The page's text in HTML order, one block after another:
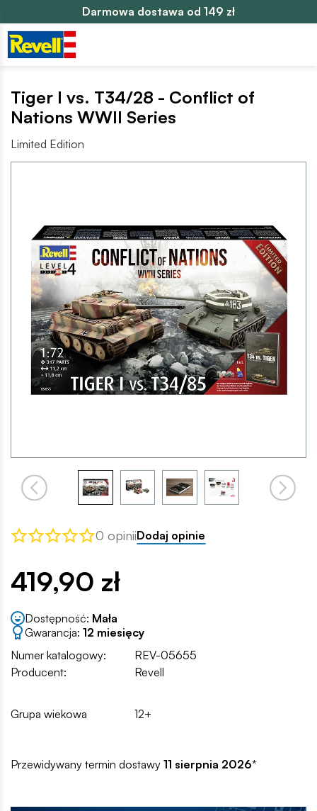
Darmowa dostawa od 149 zł
Tiger I vs. T34/28 - Conflict of
Nations WWII Series
Limited Edition
0 opiniiDodaj opinie
419,90 zł
Dostępność: Mała
Gwarancja: 12 miesięcy
Numer katalogowy:
REV-05655
Producent:
Revell
Grupa wiekowa 12+
Przewidywany termin dostawy 11 sierpnia 2026*